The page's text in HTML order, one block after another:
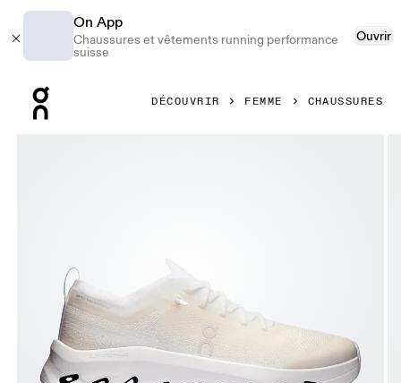
On App
Chaussures et vêtements running performance
suisse
Ouvrir
DÉCOUVRIR FEMME CHAUSSURES